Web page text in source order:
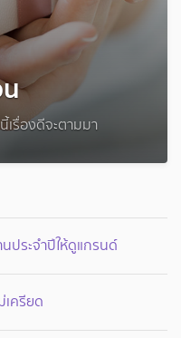
เรื่องดีจะตามมา
ประจำปีให้ดูแกรนด์
เครียด